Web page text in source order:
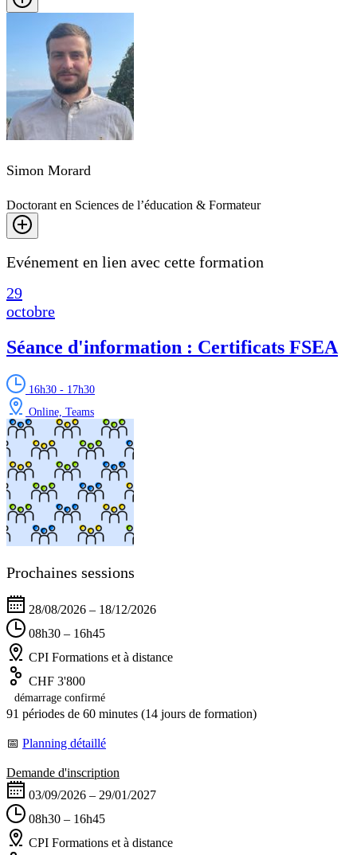
Simon Morard
Doctorant en Sciences de l’éducation & Formateur
Evénement en lien avec cette formation
29
octobre
Séance d'information : Certificats FSEA
16h30 - 17h30
Online, Teams
Prochaines sessions
28/08/2026 – 18/12/2026
08h30 – 16h45
CPI Formations et à distance
CHF 3'800
démarrage confirmé
91 périodes de 60 minutes (14 jours de formation)
📅 Planning détaillé
Demande d'inscription
03/09/2026 – 29/01/2027
08h30 – 16h45
CPI Formations et à distance